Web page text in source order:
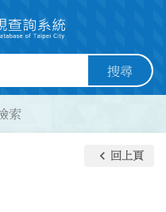
搜尋
索
keyboard_arrow_left 回上頁